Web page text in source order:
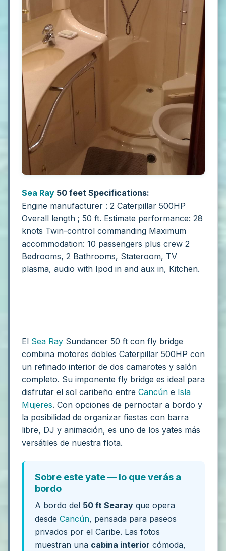
Sea Ray 50 feet Specifications:
Engine manufacturer : 2 Caterpillar 500HP
Overall length ; 50 ft. Estimate performance: 28
knots Twin-control commanding Maximum
accommodation: 10 passengers plus crew 2
Bedrooms, 2 Bathrooms, Stateroom, TV
plasma, audio with Ipod in and aux in, Kitchen.
El Sea Ray Sundancer 50 ft con fly bridge
combina motores dobles Caterpillar 500HP con
un refinado interior de dos camarotes y salón
completo. Su imponente fly bridge es ideal para
disfrutar el sol caribeño entre Cancún e Isla
Mujeres. Con opciones de pernoctar a bordo y
la posibilidad de organizar fiestas con barra
libre, DJ y animación, es uno de los yates más
versátiles de nuestra flota.
Sobre este yate — lo que verás a
bordo
A bordo del 50 ft Searay que opera
desdeCancún, pensada para paseos
privados por el Caribe. Las fotos
muestran una cabina interior cómoda,